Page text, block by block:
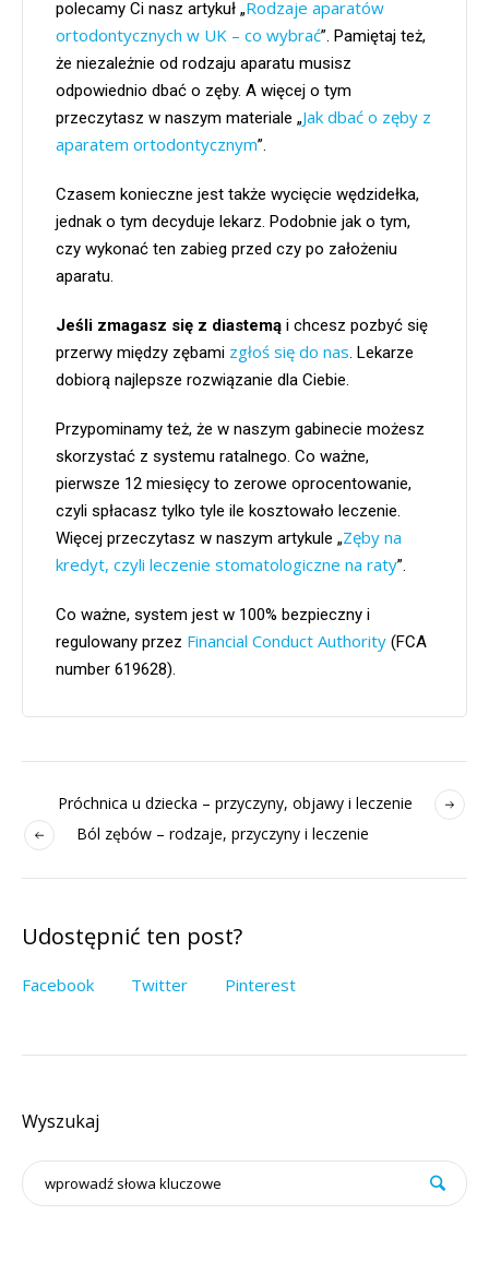
polecamy Ci nasz artykuł „Rodzaje aparatów
ortodontycznych w UK – co wybrać”. Pamiętaj też,
że niezależnie od rodzaju aparatu musisz
odpowiednio dbać o zęby. A więcej o tym
przeczytasz w naszym materiale „Jak dbać o zęby z
aparatem ortodontycznym”.
Czasem konieczne jest także wycięcie wędzidełka,
jednak o tym decyduje lekarz. Podobnie jak o tym,
czy wykonać ten zabieg przed czy po założeniu
aparatu.
Jeśli zmagasz się z diastemą i chcesz pozbyć się
przerwy między zębami zgłoś się do nas. Lekarze
dobiorą najlepsze rozwiązanie dla Ciebie.
Przypominamy też, że w naszym gabinecie możesz
skorzystać z systemu ratalnego. Co ważne,
pierwsze 12 miesięcy to zerowe oprocentowanie,
czyli spłacasz tylko tyle ile kosztowało leczenie.
Więcej przeczytasz w naszym artykule „Zęby na
kredyt, czyli leczenie stomatologiczne na raty”.
Co ważne, system jest w 100% bezpieczny i
regulowany przez Financial Conduct Authority (FCA
number 619628).
Próchnica u dziecka – przyczyny, objawy i leczenie
Ból zębów – rodzaje, przyczyny i leczenie
Udostępnić ten post?
Facebook Twitter Pinterest
Wyszukaj